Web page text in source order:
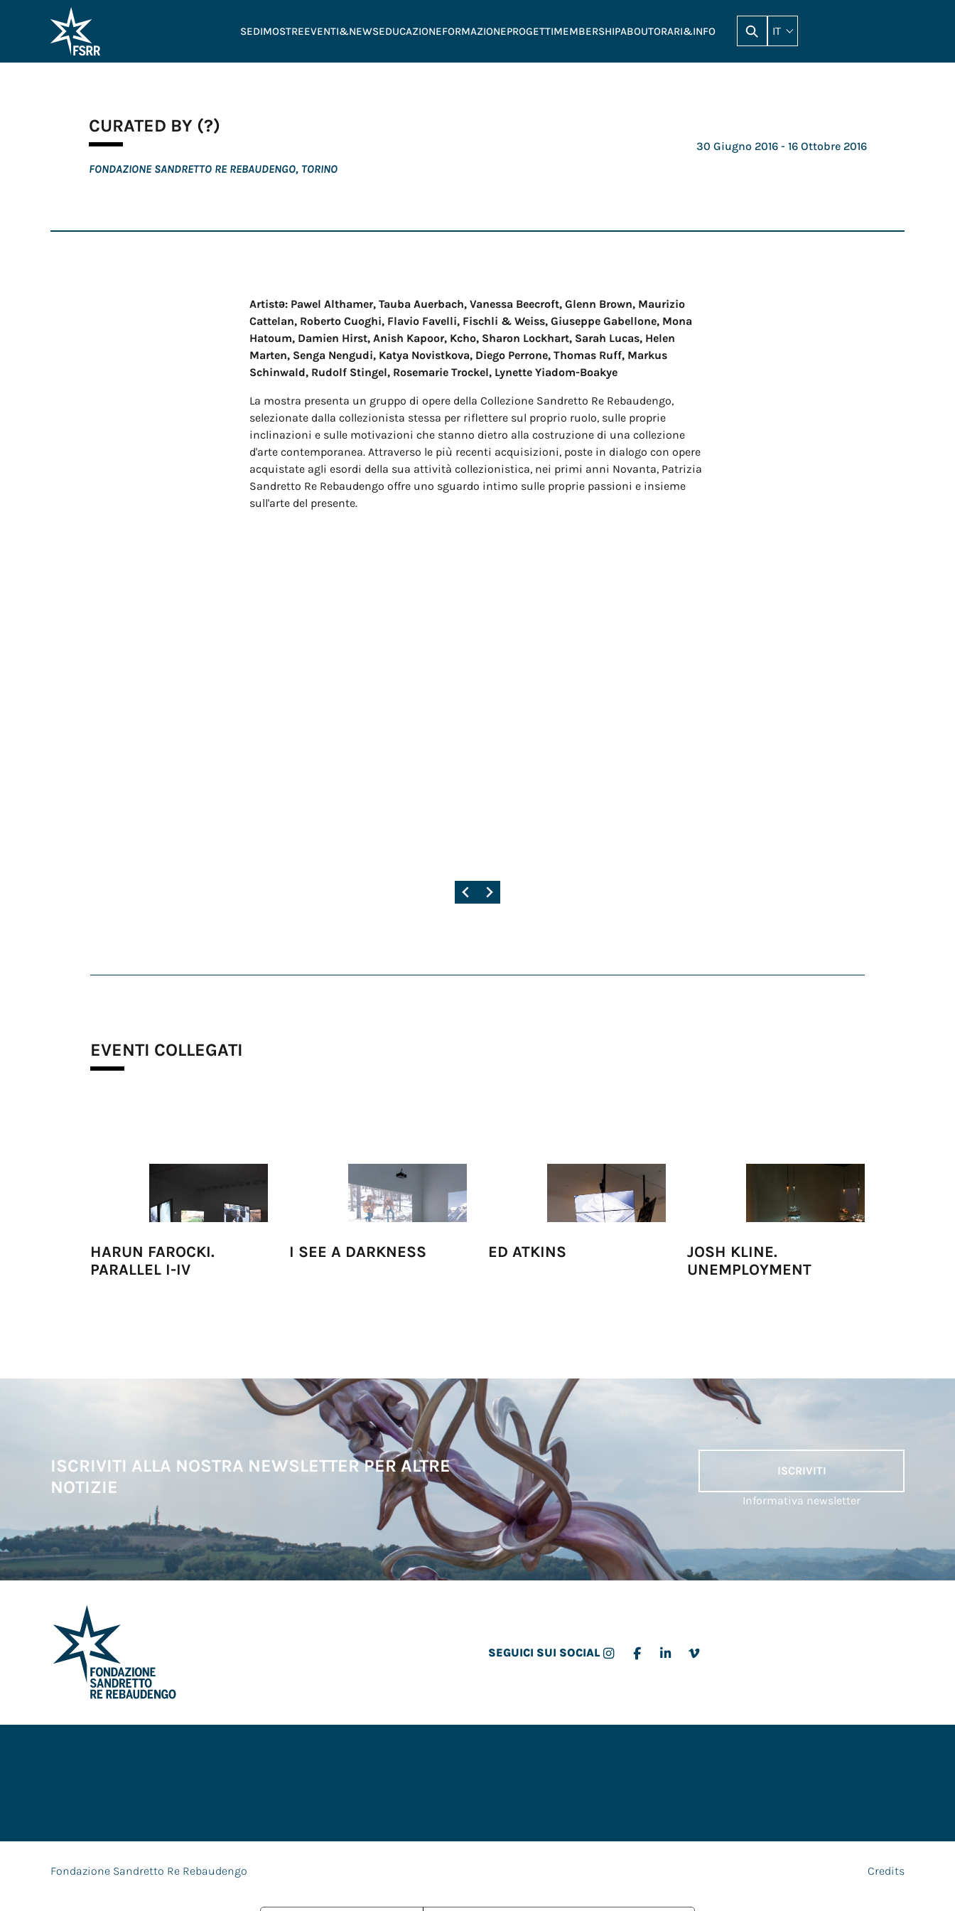
SEDIMOSTREEVENTI&NEWSEDUCAZIONEFORMAZIONEPROGETTIMEMBERSHIPABOUTORARI&INFO IT
CURATED BY (?)
FONDAZIONE SANDRETTO RE REBAUDENGO, TORINO
30 Giugno 2016 - 16 Ottobre 2016
Artistə: Pawel Althamer, Tauba Auerbach, Vanessa Beecroft, Glenn Brown, Maurizio
Cattelan, Roberto Cuoghi, Flavio Favelli, Fischli & Weiss, Giuseppe Gabellone, Mona
Hatoum, Damien Hirst, Anish Kapoor, Kcho, Sharon Lockhart, Sarah Lucas, Helen
Marten, Senga Nengudi, Katya Novistkova, Diego Perrone, Thomas Ruff, Markus
Schinwald, Rudolf Stingel, Rosemarie Trockel, Lynette Yiadom-Boakye
La mostra presenta un gruppo di opere della Collezione Sandretto Re Rebaudengo,
selezionate dalla collezionista stessa per riflettere sul proprio ruolo, sulle proprie
inclinazioni e sulle motivazioni che stanno dietro alla costruzione di una collezione
d'arte contemporanea. Attraverso le più recenti acquisizioni, poste in dialogo con opere
acquistate agli esordi della sua attività collezionistica, nei primi anni Novanta, Patrizia
Sandretto Re Rebaudengo offre uno sguardo intimo sulle proprie passioni e insieme
sull'arte del presente.
EVENTI COLLEGATI
HARUN FAROCKI.
PARALLEL I-IV
I SEE A DARKNESS ED ATKINS
JOSH KLINE.
UNEMPLOYMENT
ISCRIVITI ALLA NOSTRA NEWSLETTER PER ALTRE
NOTIZIE
ISCRIVITI
Informativa newsletter
SEGUICI SUI SOCIAL
Fondazione Sandretto Re Rebaudengo Credits